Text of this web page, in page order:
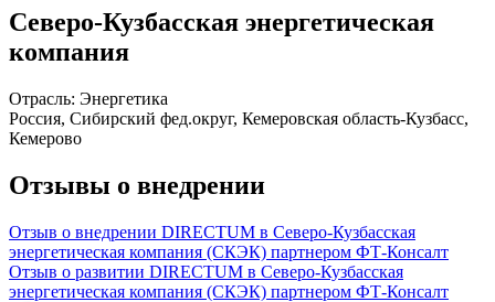
Северо-Кузбасская энергетическая
компания
Отрасль: Энергетика
Россия, Сибирский фед.округ, Кемеровская область-Кузбасс,
Кемерово
Отзывы о внедрении
Отзыв о внедрении DIRECTUM в Северо-Кузбасская
энергетическая компания (СКЭК) партнером ФТ-Консалт
Отзыв о развитии DIRECTUM в Северо-Кузбасская
энергетическая компания (СКЭК) партнером ФТ-Консалт